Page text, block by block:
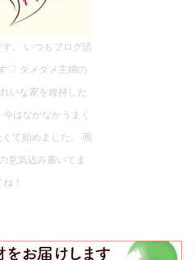
。 いつもブログ読
♡ ダメダメ主婦の
いな家を維持した
はなかなかうまく
て始めました。 画
意気込み書いてま
！